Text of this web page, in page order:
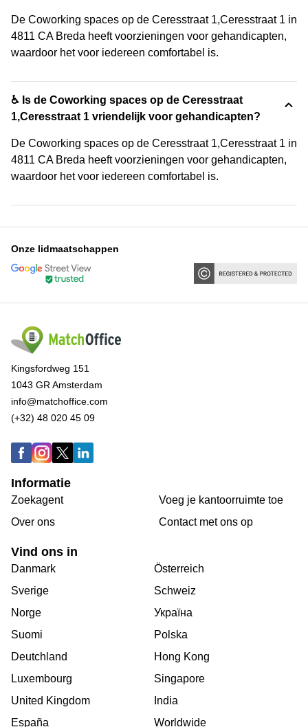
De Coworking spaces op de Ceresstraat 1,Ceresstraat 1 in
4811 CA Breda heeft voorzieningen voor gehandicapten,
waardoor het voor iedereen comfortabel is.
♿ Is de Coworking spaces op de Ceresstraat
1,Ceresstraat 1 vriendelijk voor gehandicapten?
De Coworking spaces op de Ceresstraat 1,Ceresstraat 1 in
4811 CA Breda heeft voorzieningen voor gehandicapten,
waardoor het voor iedereen comfortabel is.
Onze lidmaatschappen
Kingsfordweg 151
1043 GR Amsterdam
info@matchoffice.com
(+32) 48 020 45 09
Informatie
Zoekagent
Over ons
Voeg je kantoorruimte toe
Сontact met ons op
Vind ons in
Danmark
Sverige
Norge
Suomi
Deutchland
Luxembourg
United Kingdom
España
Österreich
Schweiz
Україна
Polska
Hong Kong
Singapore
India
Worldwide